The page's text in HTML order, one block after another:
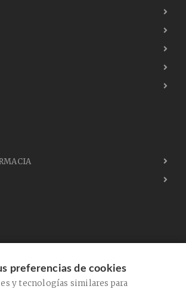
de comunicaciones comerciales
preferencias de cookies
y tecnologías similares para